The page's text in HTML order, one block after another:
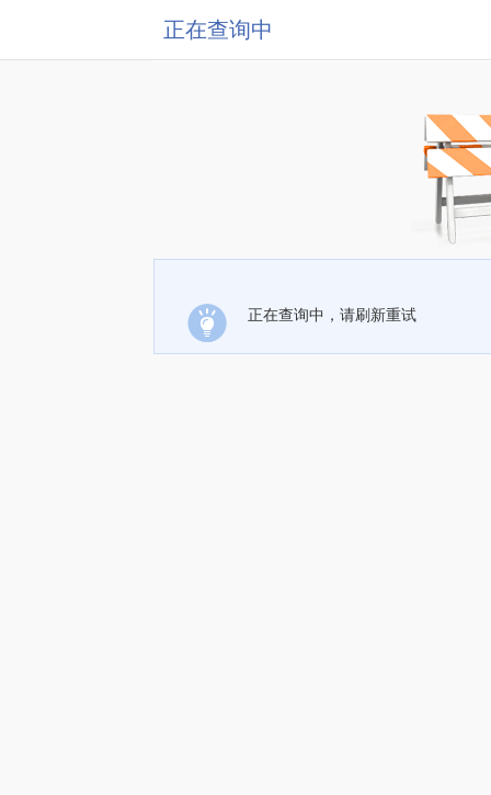
正在查询中
正在查询中，请刷新重试